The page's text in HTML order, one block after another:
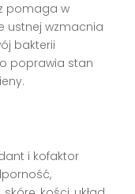
pomaga w
ustnej wzmacnia
bakterii
poprawia stan
i kofaktor